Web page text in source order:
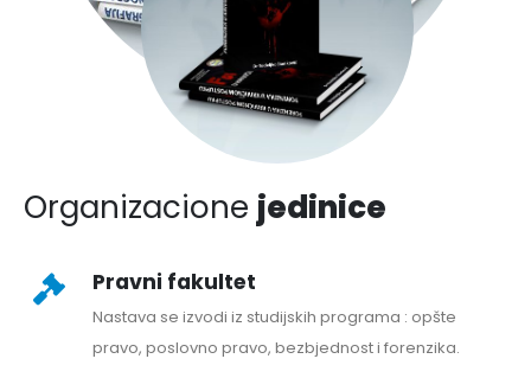
Organizacione jedinice
Pravni fakultet
Nastava se izvodi iz studijskih programa : opšte
pravo, poslovno pravo, bezbjednost i forenzika.